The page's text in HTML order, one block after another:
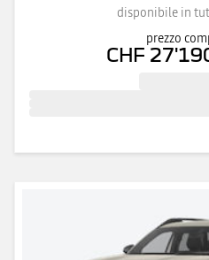
disponibile in
prezzo
CHF